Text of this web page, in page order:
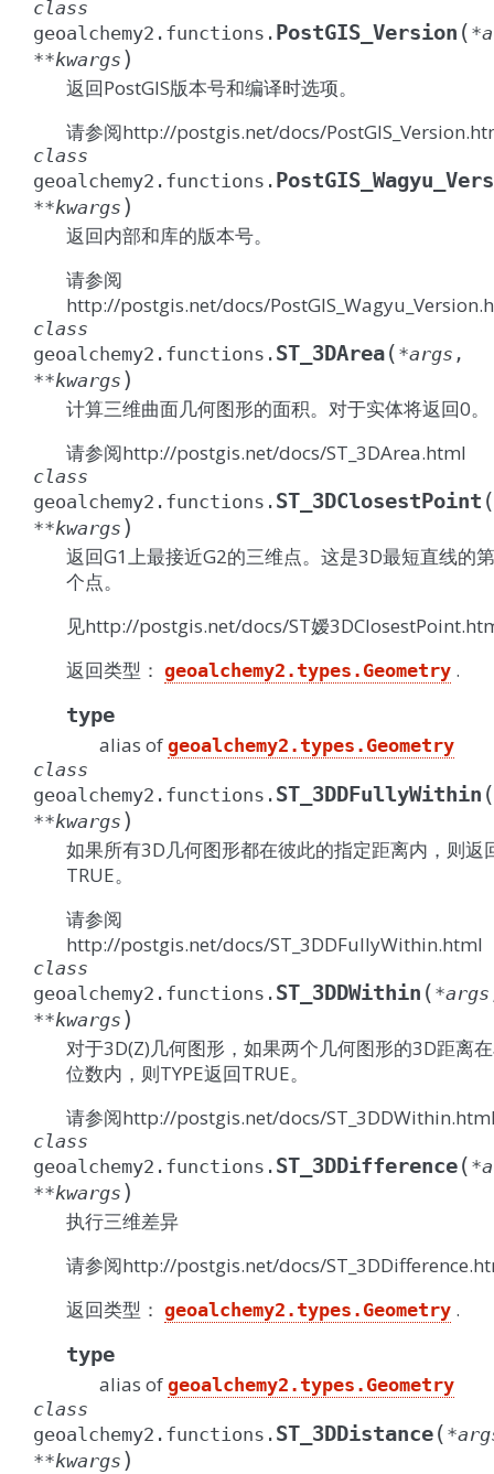
class
geoalchemy2.functions. PostGIS_Version ( *
**kwargs )
返回PostGIS版本号和编译时选项。
请参阅http://postgis.net/docs/
class
geoalchemy2.functions.
**kwargs )
返回内部和库的版本号。
请参阅
http://postgis.net/docs/
class
geoalchemy2.functions. ST_3DArea( *args ,
**kwargs )
计算三维曲面几何图形的面积。对于实体将返回0。
请参阅http://postgis.net/docs/ST_3DArea.html
class
geoalchemy2.functions. ST_3DClosestPoint (
**kwargs )
返回G1上最接近G2的三维点。这是3D最短直线的
个点。
见http://postgis.net/docs/ST嫒
返回类型： geoalchemy2.types.Geometry .
type
alias of geoalchemy2.types.Geometry
class
geoalchemy2.functions. ST_3DDFullyWithin (
**kwargs )
如果所有3D几何图形都在彼此的指定距离内，则返
TRUE。
请参阅
http://postgis.net/docs/ST_3DDFullyWithin.html
class
geoalchemy2.functions. ST_3DDWithin ( *args
**kwargs )
对于3D(Z)几何图形，如果两个几何图形的3D距离
位数内，则TYPE返回TRUE。
请参阅http://postgis.net/docs/
class
geoalchemy2.functions. ST_3DDifference( *
**kwargs )
执行三维差异
请参阅http://postgis.net/docs/
返回类型： geoalchemy2.types.Geometry .
type
alias of geoalchemy2.types.Geometry
class
geoalchemy2.functions. ST_3DDistance( *
**kwargs )